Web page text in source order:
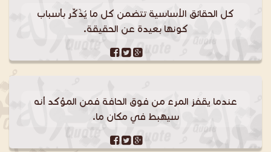
كل الحقائق الأساسية تتضمن كل ما يُذَكِّر بأسباب
كونها بعيدة عن الحقيقة.
عندما يقفز المرء من فوق الحافة فمن المؤكد أنه
سيهبط في مكان ما.